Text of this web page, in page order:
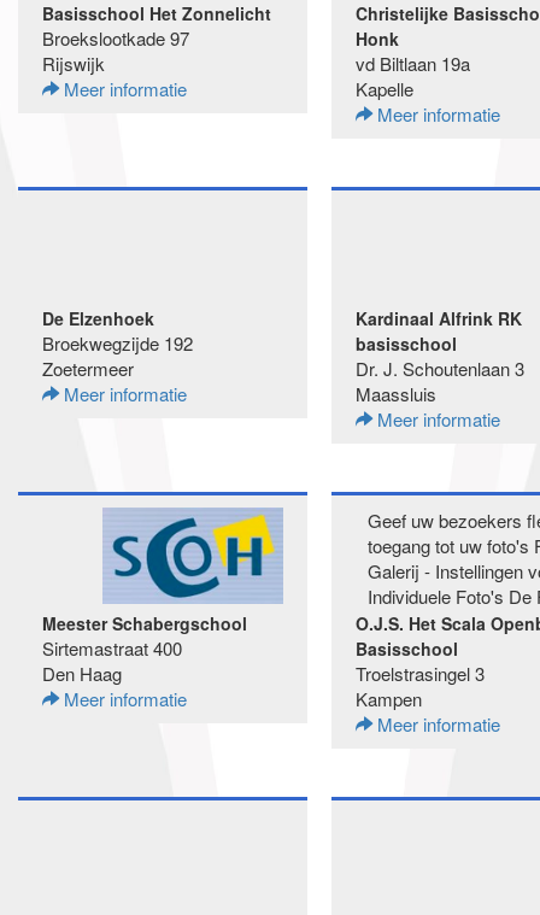
Basisschool Het Zonnelicht
Broekslootkade 97
Rijswijk
Meer informatie
Christelijke
Honk
vd Biltlaan 19a
Kapelle
Meer informatie
De Elzenhoek
Broekwegzijde 192
Zoetermeer
Meer informatie
Kardinaal Alfrink RK
basisschool
Dr. J. Schoutenlaan 3
Maassluis
Meer informatie
Meester Schabergschool
Sirtemastraat 400
Den Haag
Meer informatie
Geef uw bezoekers
toegang tot uw foto's
Galerij - Instellingen
Individuele Foto's De
O.J.S. Het Scala
Basisschool
Troelstrasingel 3
Kampen
Meer informatie